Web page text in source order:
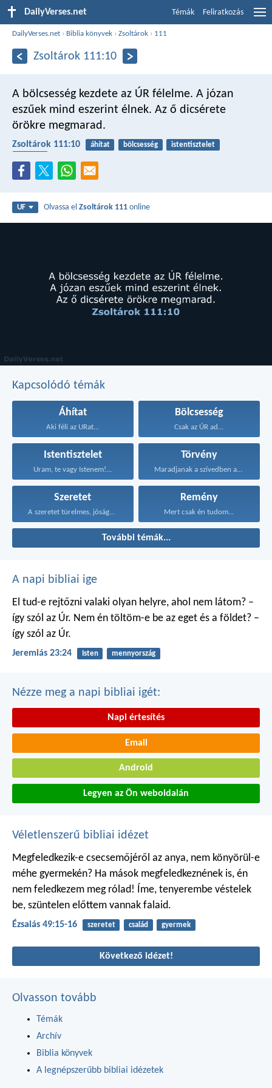
DailyVerses.net Témák Feliratkozás
DailyVerses.net › Biblia könyvek ›Zsoltárok › 111
Zsoltárok 111:10
A bölcsesség kezdete az ÚR félelme. A józan
eszűek mind eszerint élnek. Az ő dicsérete
örökre megmarad.
Zsoltárok 111:10 áhítat bölcsesség
istentisztelet
UF Olvassa elZsoltárok 111 online
Kapcsolódó témák
Áhítat
Aki féli az URat...
Bölcsesség
Csak az ÚR ad...
Istentisztelet
Uram, te vagy Istenem!...
Törvény
Maradjanak a szívedben azok...
Szeretet
A szeretet türelmes, jóságos...
Remény
Mert csak én tudom...
További témák...
A napi bibliai ige
El tud-e rejtőzni valaki olyan helyre, ahol nem látom? –
így szól az Úr. Nem én töltöm-e be az eget és a földet? –
így szól az Úr.
Jeremiás 23:24 Isten mennyország
Nézze meg a napi bibliai igét:
Napi értesítés
Email
Android
Legyen az Ön weboldalán
Véletlenszerű bibliai idézet
Megfeledkezik-e csecsemőjéről az anya, nem könyörül-e
méhe gyermekén? Ha mások megfeledkeznének is, én
nem feledkezem meg rólad! Íme, tenyerembe véstelek
be, szüntelen előttem vannak falaid.
Ézsaiás 49:15-16 szeretet család gyermek
Következő idézet!
Olvasson tovább
Témák
Archív
Biblia könyvek
A legnépszerűbb bibliai idézetek